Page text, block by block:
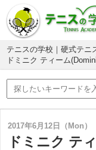
テニスの学校｜硬式テニ
ドミニク ティーム
2017年6月12日（Mon）
ドミニク テ